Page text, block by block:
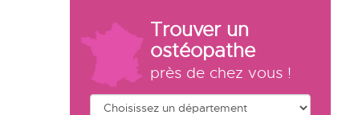
Trouver un
ostéopathe
près de chez vous !